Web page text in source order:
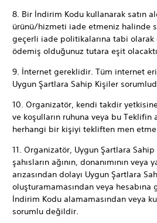
8. Bir İndirim Kodu kullanarak satın
ürünü/hizmeti iade etmeniz halinde
geçerli iade politikalarına tabi
ödemiş olduğunuz tutara eşit
9. İnternet gereklidir. Tüm internet
Uygun Şartlara Sahip Kişiler
10. Organizatör, kendi takdir
ve koşulların ruhuna veya bu Teklifin
herhangi bir kişiyi tekliften men etme
11. Organizatör, Uygun Şartlara
şahısların ağının, donanımının veya
arızasından dolayı Uygun Şartlara
oluşturamamasından veya
İndirim Kodu alamamasından veya
sorumlu değildir.